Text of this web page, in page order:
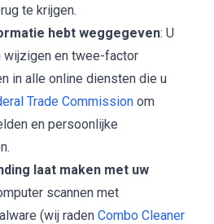
te krijgen.
hebt weggegeven: U
wijzigen en twee-factor
in alle online diensten die u
Trade Commission om
en persoonlijke
laat maken met uw
scannen met
(wij raden Combo Cleaner